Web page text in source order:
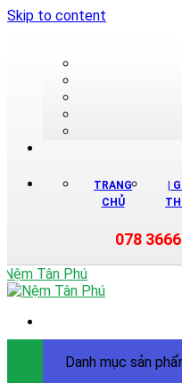
Skip to content
TRANG
CHỦ
|
078
Danh mục sản